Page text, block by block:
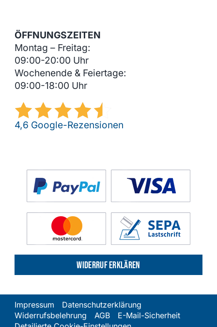
ÖFFNUNGSZEITEN
Montag – Freitag:
09:00-20:00 Uhr
Wochenende & Feiertage:
09:00-18:00 Uhr
4,6 Google-Rezensionen
Widerruf erklären
Impressum
Datenschutzerklärung
Widerrufsbelehrung
AGB
E-Mail-Sicherheit